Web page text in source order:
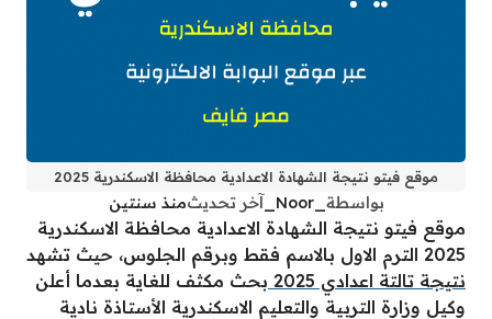
موقع فيتو نتيجة الشهادة الاعدادية محافظة الاسكندرية 2025
بواسطة _Noor_ آخر تحديثمنذ سنتين
موقع فيتو نتيجة الشهادة الاعدادية محافظة الاسكندرية
2025 الترم الاول بالاسم فقط وبرقم الجلوس، حيث تشهد
نتيجة تالتة اعدادي 2025
بحث مكثف للغاية بعدما أعلن
وكيل وزارة التربية والتعليم الاسكندرية الأستاذة نادية